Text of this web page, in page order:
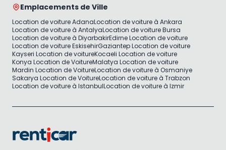
Emplacements de Ville
Location de voiture AdanaLocation de voiture à Ankara
Location de voiture à AntalyaLocation de voiture Bursa
Location de voiture à DiyarbakirEdirne Location de voiture
Location de voiture EskisehirGaziantep Location de voiture
Kayseri Location de voitureKocaeli Location de voiture
Konya Location de VoitureMalatya Location de voiture
Mardin Location de VoitureLocation de voiture à Osmaniye
Sakarya Location de VoitureLocation de voiture à Trabzon
Location de voiture à IstanbulLocation de voiture à Izmir